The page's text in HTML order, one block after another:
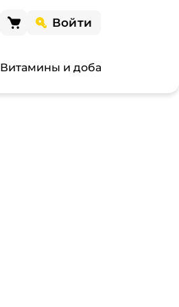
Войти
Витамины и добавки